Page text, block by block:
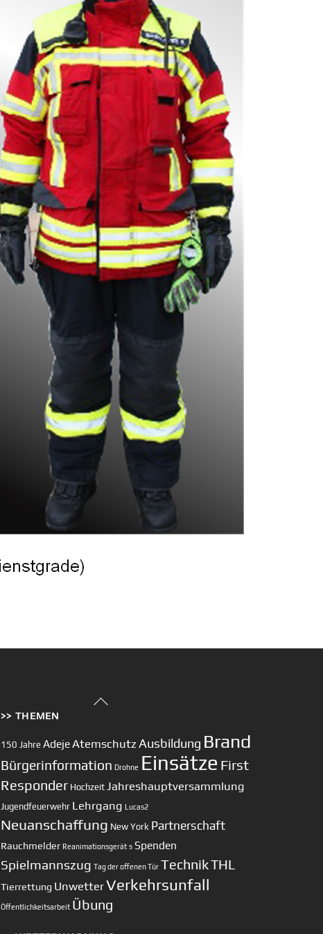
Back
>> THEMEN
150 Jahre AdejeAtemschutz Ausbildung Brand
Bürgerinformation Drohne Einsätze First
Responder Hochzeit Jahreshauptversammlung
Jugendfeuerwehr Lehrgang Lucas2
Neuanschaffung New York Partnerschaft
Rauchmelder Reanimationsgerät s Spenden
Spielmannszug Tag der offenen Tür TechnikTHL
Tierrettung UnwetterVerkehrsunfall
Öffentlichkeitsarbeit Übung